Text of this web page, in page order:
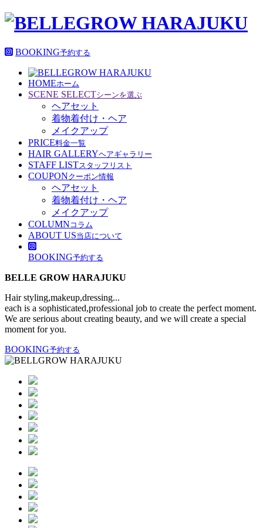
BOOKING予約する
HOMEホーム
SCENE SELECTシーンを選ぶ
ヘアセット
着物着付け・ヘア
メイクアップ
PRICE料金一覧
HAIR GALLERYヘアギャラリー
STAFF LISTスタッフリスト
COUPONクーポン情報
ヘアセット
着物着付け・ヘア
メイクアップ
COLUMN コラム
ABOUT US当店について
BOOKING予約する
BELLE GROW HARAJUKU
Hair styling,makeup,dressing...
each is a sophisticated,professional job to create the perfect moment.
We are serious about creating beauty, and we will create a special
moment for you.
BOOKING予約する